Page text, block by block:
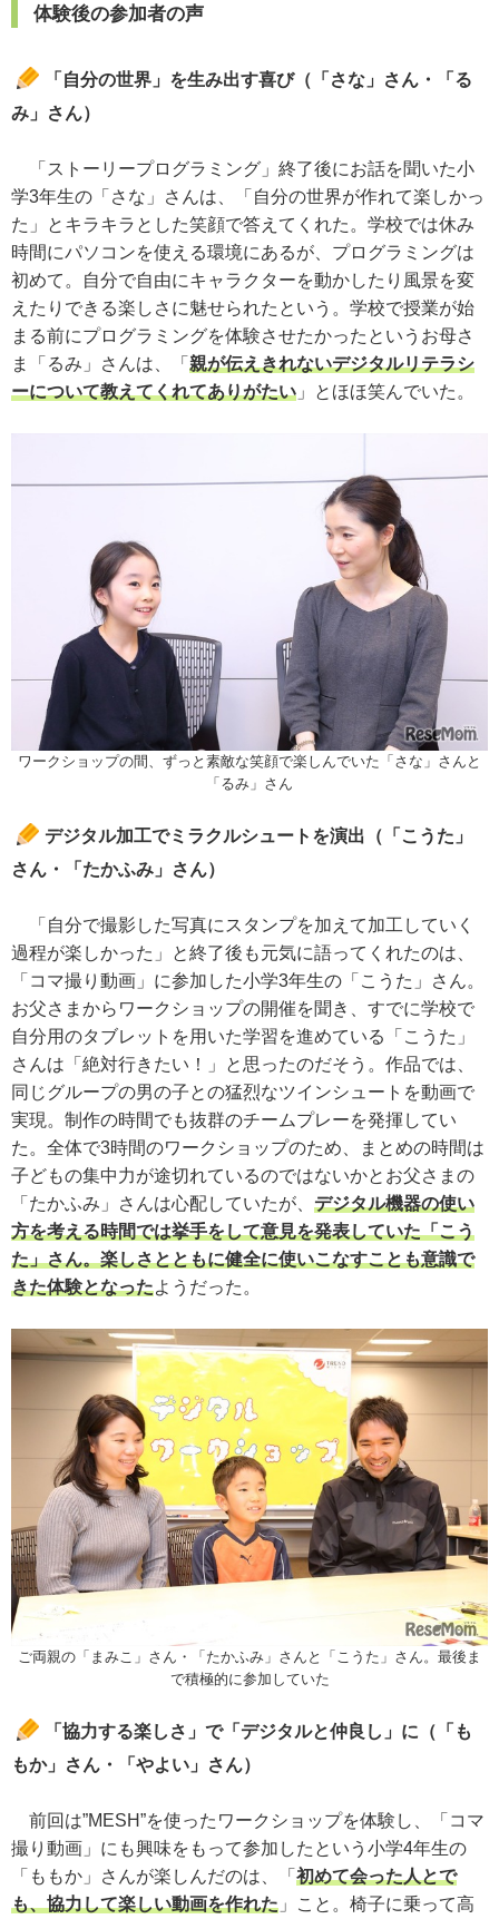
体験後の参加者の声
「自分の世界」を生み出す喜び（「さな」さん・「る
み」さん）
「ストーリープログラミング」終了後にお話を聞いた小
学3年生の「さな」さんは、「自分の世界が作れて楽しかっ
た」とキラキラとした笑顔で答えてくれた。学校では休み
時間にパソコンを使える環境にあるが、プログラミングは
初めて。自分で自由にキャラクターを動かしたり風景を変
えたりできる楽しさに魅せられたという。学校で授業が始
まる前にプログラミングを体験させたかったというお母さ
ま「るみ」さんは、「 親が伝えきれないデジタルリテラシ
ーについて教えてくれてありがたい 」とほほ笑んでいた。
ワークショップの間、ずっと素敵な笑顔で楽しんでいた「さな」さんと
「るみ」さん
デジタル加工でミラクルシュートを演出（「こうた」
さん・「たかふみ」さん）
「自分で撮影した写真にスタンプを加えて加工していく
過程が楽しかった」と終了後も元気に語ってくれたのは、
「コマ撮り動画」に参加した小学3年生の「こうた」さん。
お父さまからワークショップの開催を聞き、すでに学校で
自分用のタブレットを用いた学習を進めている「こうた」
さんは「絶対行きたい！」と思ったのだそう。作品では、
同じグループの男の子との猛烈なツインシュートを動画で
実現。制作の時間でも抜群のチームプレーを発揮してい
た。全体で3時間のワークショップのため、まとめの時間は
子どもの集中力が途切れているのではないかとお父さまの
「たかふみ」さんは心配していたが、 デジタル機器の使い
方を考える時間では挙手をして意見を発表していた「こう
た」さん。楽しさとともに健全に使いこなすことも意識で
きた体験となったようだった。
ご両親の「まみこ」さん・「たかふみ」さんと「こうた」さん。最後ま
で積極的に参加していた
「協力する楽しさ」で「デジタルと仲良し」に（「も
もか」さん・「やよい」さん）
前回は”MESH”を使ったワークショップを体験し、「コマ
撮り動画」にも興味をもって参加したという小学4年生の
「ももか」さんが楽しんだのは、「 初めて会った人とで
も、協力して楽しい動画を作れた 」こと。椅子に乗って高